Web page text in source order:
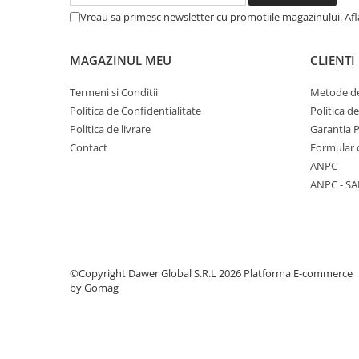
Vreau sa primesc newsletter cu promotiile magazinului.
MAGAZINUL MEU
Termeni si Conditii
Politica de Confidentialitate
Politica de livrare
Contact
CLIENTI
Metode
Politica
Garantia
Formular
ANPC
ANPC -
©Copyright Dawer Global S.R.L 2026 Platforma E-commerce
by Gomag